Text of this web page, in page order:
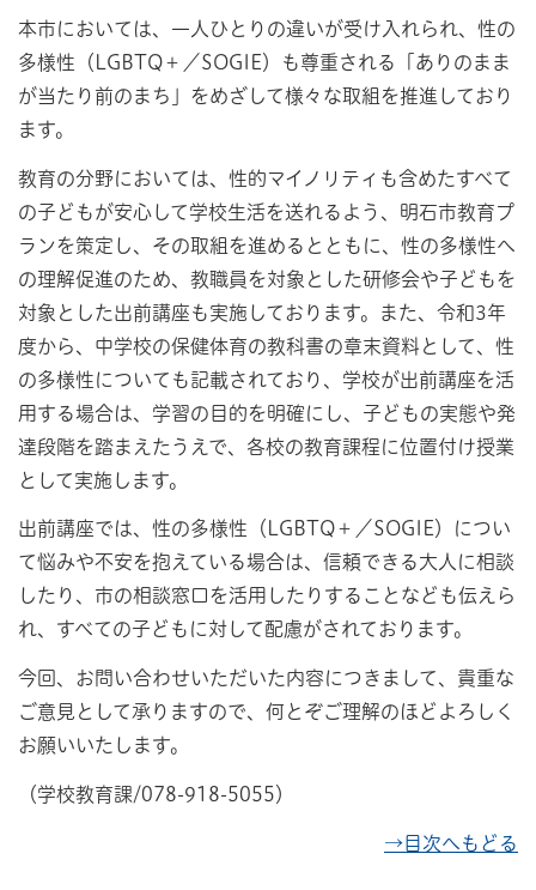
本市においては、一人ひとりの違いが受け入れられ、性の
多様性（LGBTQ＋／SOGIE）も尊重される「ありのまま
が当たり前のまち」をめざして様々な取組を推進しており
ます。
教育の分野においては、性的マイノリティも含めたすべて
の子どもが安心して学校生活を送れるよう、明石市教育プ
ランを策定し、その取組を進めるとともに、性の多様性へ
の理解促進のため、教職員を対象とした研修会や子どもを
対象とした出前講座も実施しております。また、令和3年
度から、中学校の保健体育の教科書の章末資料として、性
の多様性についても記載されており、学校が出前講座を活
用する場合は、学習の目的を明確にし、子どもの実態や発
達段階を踏まえたうえで、各校の教育課程に位置付け授業
として実施します。
出前講座では、性の多様性（LGBTQ＋／SOGIE）につい
て悩みや不安を抱えている場合は、信頼できる大人に相談
したり、市の相談窓口を活用したりすることなども伝えら
れ、すべての子どもに対して配慮がされております。
今回、お問い合わせいただいた内容につきまして、貴重な
ご意見として承りますので、何とぞご理解のほどよろしく
お願いいたします。
（学校教育課/078-918-5055）
→目次へもどる